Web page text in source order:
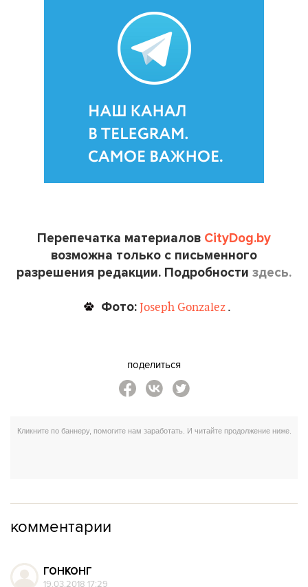
Перепечатка материалов CityDog.by
возможна только с письменного
разрешения редакции. Подробности здесь.
Фото: Joseph Gonzalez.
поделиться
комментарии
ГОНКОНГ
19.03.2018 17:29